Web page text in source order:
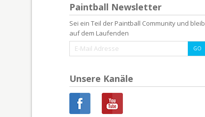
Paintball Newsletter
Sei ein Teil der Paintball Community und bleib
auf dem Laufenden
Unsere Kanäle